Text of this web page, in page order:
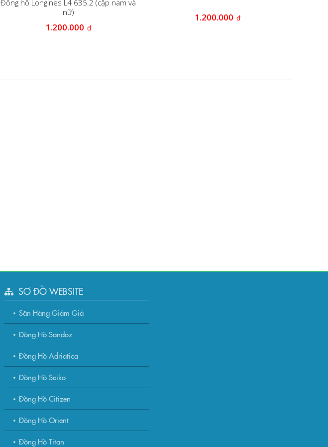
Đồng hồ Longines L4 635.2 (cặp nam và
nữ)
1.200.000 đ
1.200.000 đ
SƠ ĐỒ WEBSITE
Săn Hàng Giảm Giá
Đồng Hồ Sandoz
Đồng Hồ Adriatica
Đồng Hồ Seiko
Đồng Hồ Citizen
Đồng Hồ Orient
Đồng Hồ Titan